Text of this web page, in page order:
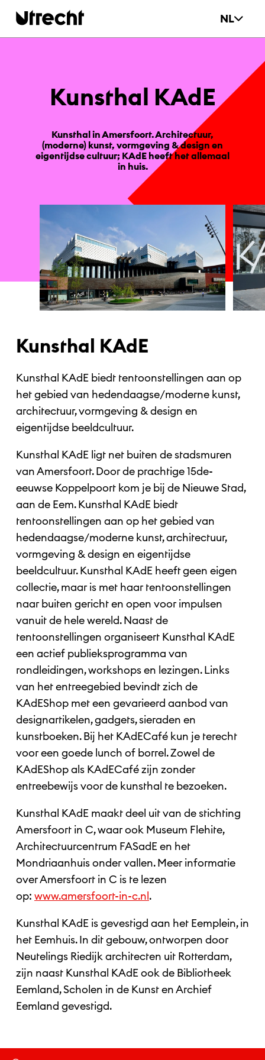
NL
Kunst­hal KAdE
Kunsthal in Amersfoort. Architectuur,
(moderne) kunst, vormgeving & design en
eigentijdse cultuur; KAdE heeft het allemaal
in huis.
Kunsthal KAdE
Kunsthal KAdE biedt tentoonstellingen aan op
het gebied van hedendaagse/moderne kunst,
architectuur, vormgeving & design en
eigentijdse beeldcultuur.
Kunsthal KAdE ligt net buiten de stadsmuren
van Amersfoort. Door de prachtige 15de-
eeuwse Koppelpoort kom je bij de Nieuwe Stad,
aan de Eem. Kunsthal KAdE biedt
tentoonstellingen aan op het gebied van
hedendaagse/moderne kunst, architectuur,
vormgeving & design en eigentijdse
beeldcultuur. Kunsthal KAdE heeft geen eigen
collectie, maar is met haar tentoonstellingen
naar buiten gericht en open voor impulsen
vanuit de hele wereld. Naast de
tentoonstellingen organiseert Kunsthal KAdE
een actief publieksprogramma van
rondleidingen, workshops en lezingen. Links
van het entreegebied bevindt zich de
KAdEShop met een gevarieerd aanbod van
designartikelen, gadgets, sieraden en
kunstboeken. Bij het KAdECafé kun je terecht
voor een goede lunch of borrel. Zowel de
KAdEShop als KAdECafé zijn zonder
entreebewijs voor de kunsthal te bezoeken.
Kunsthal KAdE maakt deel uit van de stichting
Amersfoort in C, waar ook Museum Flehite,
Architectuurcentrum FASadE en het
Mondriaanhuis onder vallen. Meer informatie
over Amersfoort in C is te lezen
op: www.amersfoort-in-c.nl.
Kunsthal KAdE is gevestigd aan het Eemplein, in
het Eemhuis. In dit gebouw, ontworpen door
Neutelings Riedijk architecten uit Rotterdam,
zijn naast Kunsthal KAdE ook de Bibliotheek
Eemland, Scholen in de Kunst en Archief
Eemland gevestigd.